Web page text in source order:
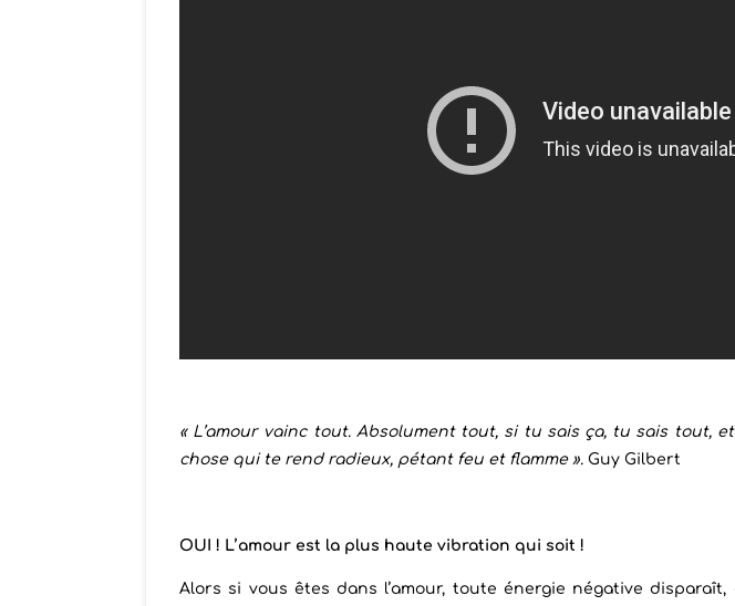
« L’amour vainc tout. Absolument tout, si tu sais ça, tu sais tout,
chose qui te rend radieux, pétant feu et flamme ». Guy Gilbert
OUI ! L’amour est la plus haute vibration qui soit !
Alors si vous êtes dans l’amour, toute énergie négative